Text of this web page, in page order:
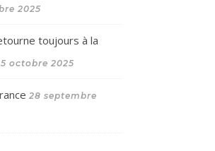
2025
toujours à la
5 octobre 2025
28 septembre